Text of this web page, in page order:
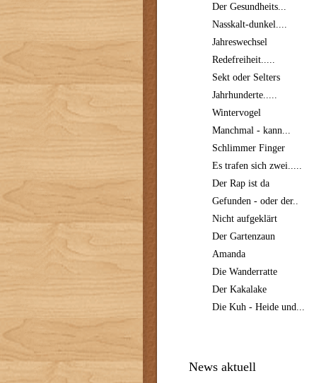
Der Gesundheits...
Nasskalt-dunkel....
Jahreswechsel
Redefreiheit.....
Sekt oder Selters
Jahrhunderte.....
Wintervogel
Manchmal - kann...
Schlimmer Finger
Es trafen sich zwei.....
Der Rap ist da
Gefunden - oder der..
Nicht aufgeklärt
Der Gartenzaun
Amanda
Die Wanderratte
Der Kakalake
Die Kuh - Heide und...
News aktuell